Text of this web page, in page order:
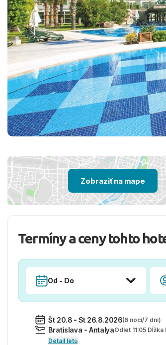
Zobraziť na mape
Termíny a ceny tohto
Od - Do
Št 20.8 - St 26.8.2026(6 nocí/7 dní)
Bratislava - AntalyaOdlet 11:05
Detail letu